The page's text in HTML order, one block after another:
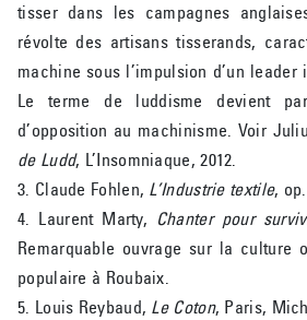
tisser dans les campagnes
révolte des artisans tisserands,
machine sous l’impulsion d’un
Le terme de luddisme devient
d’opposition au machinisme. Voir
de Ludd, L’Insomniaque, 2012.
3. Claude Fohlen, L’Industrie textile,
4. Laurent Marty, Chanter pour
Remarquable ouvrage sur la culture
populaire à Roubaix.
5. Louis Reybaud, Le Coton, Paris,